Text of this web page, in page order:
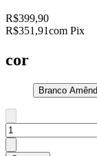
R$399,90
R$351,91com Pix
cor
Branco